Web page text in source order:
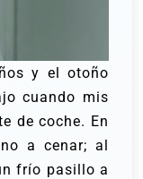
y el otoño
cuando mis
de coche. En
a cenar; al
frío pasillo a